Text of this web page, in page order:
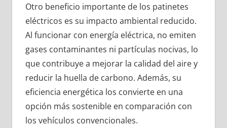
Otro beneficio importante de los patinetes
eléctricos es su impacto ambiental reducido.
Al funcionar con energía eléctrica, no emiten
gases contaminantes ni partículas nocivas, lo
que contribuye a mejorar la calidad del aire y
reducir la huella de carbono. Además, su
eficiencia energética los convierte en una
opción más sostenible en comparación con
los vehículos convencionales.